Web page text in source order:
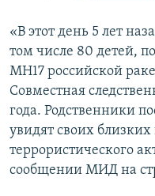
«В этот день 5 лет
том числе 80 детей,
MH17 российской
Совместная
года. Родственники
увидят своих
террористического
сообщении МИД на